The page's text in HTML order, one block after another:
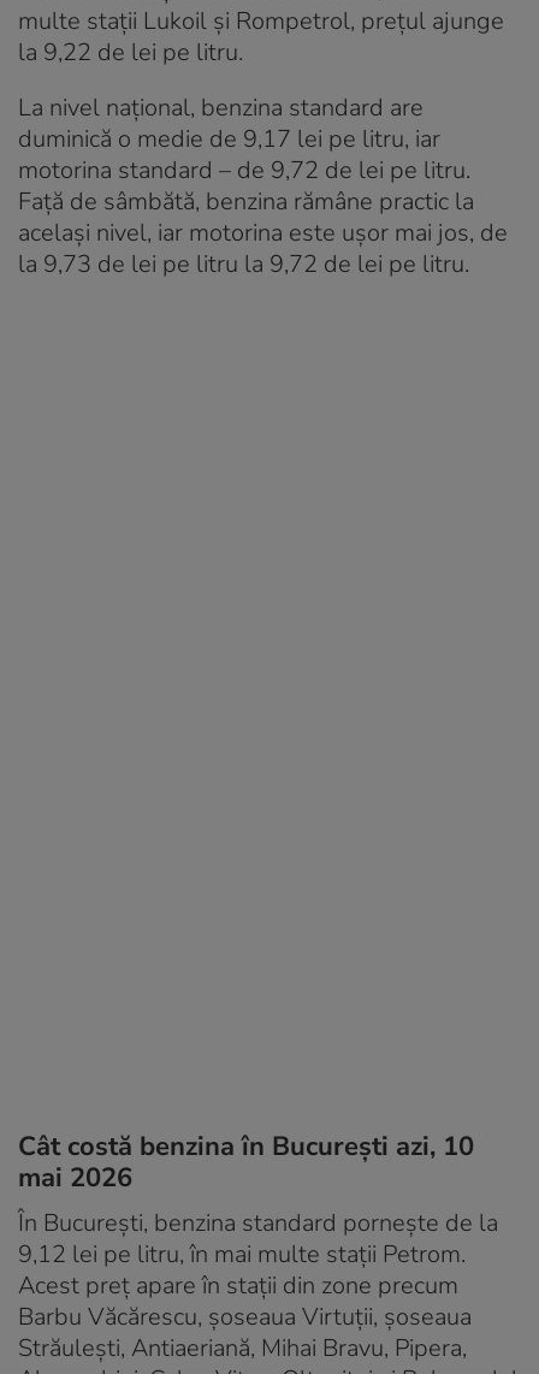
multe stații Lukoil și Rompetrol, prețul ajunge
la 9,22 de lei pe litru.
La nivel național, benzina standard are
duminică o medie de 9,17 lei pe litru, iar
motorina standard – de 9,72 de lei pe litru.
Față de sâmbătă, benzina rămâne practic la
același nivel, iar motorina este ușor mai jos, de
la 9,73 de lei pe litru la 9,72 de lei pe litru.
Cât costă benzina în București azi, 10
mai 2026
În București, benzina standard pornește de la
9,12 lei pe litru, în mai multe stații Petrom.
Acest preț apare în stații din zone precum
Barbu Văcărescu, șoseaua Virtuții, șoseaua
Străulești, Antiaeriană, Mihai Bravu, Pipera,